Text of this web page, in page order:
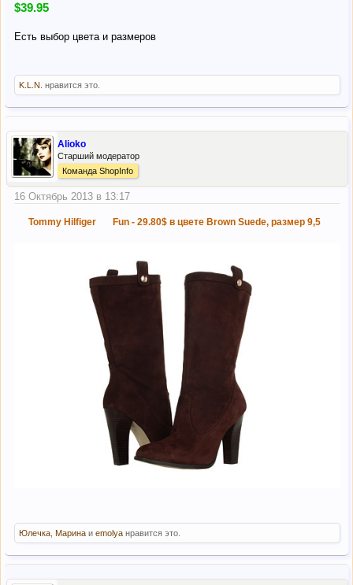
$39.95
Есть выбор цвета и размеров
K.L.N. нравится это.
Alioko
Старший модератор
Команда ShopInfo
16 Октябрь 2013 в 13:17
Tommy Hilfiger Fun - 29.80$ в цвете Brown Suede, размер 9,5
Юлечка Марина и emolya нравится это.